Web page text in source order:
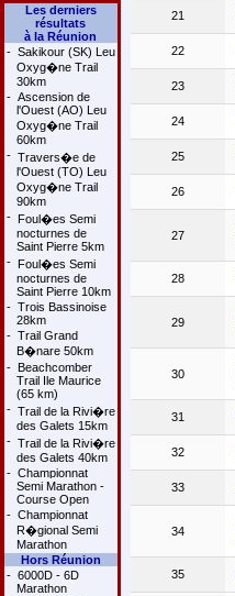
Les derniers
résultats
à la Réunion
- Sakikour (SK) Leu
Oxyg�ne Trail
30km
- Ascension de
l'Ouest (AO) Leu
Oxyg�ne Trail
60km
- Travers�e de
l'Ouest (TO) Leu
Oxyg�ne Trail
90km
- Foul�es Semi
nocturnes de
Saint Pierre 5km
- Foul�es Semi
nocturnes de
Saint Pierre 10km
- Trois Bassinoise
28km
- Trail Grand
B�nare 50km
- Beachcomber
Trail Ile Maurice
(65 km)
- Trail de la Rivi�re
des Galets 15km
- Trail de la Rivi�re
des Galets 40km
- Championnat
Semi Marathon -
Course Open
- Championnat
R�gional Semi
Marathon
Hors Réunion
- 6000D - 6D
Marathon
21
22
23
24
25
26
27
28
29
30
31
32
33
34
35